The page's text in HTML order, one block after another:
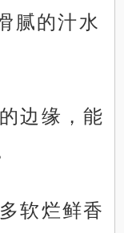
腻的汁水
边缘，能
软烂鲜香